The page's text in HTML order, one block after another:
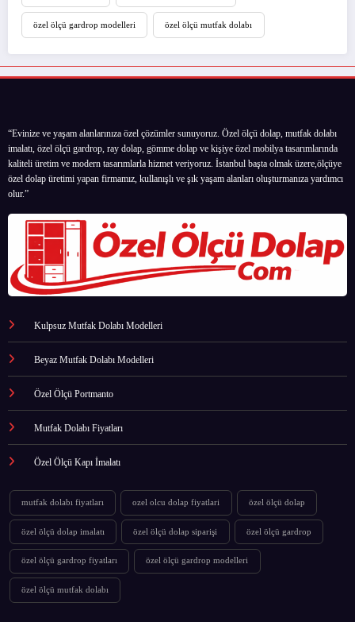
özel ölçü gardrop modelleri özel ölçü mutfak dolabı
“Evinize ve yaşam alanlarınıza özel çözümler sunuyoruz. Özel ölçü dolap, mutfak dolabı
imalatı, özel ölçü gardrop, ray dolap, gömme dolap ve kişiye özel mobilya tasarımlarında
kaliteli üretim ve modern tasarımlarla hizmet veriyoruz. İstanbul başta olmak üzere,ölçüye
özel dolap üretimi yapan firmamız, kullanışlı ve şık yaşam alanları oluşturmanıza yardımcı
olur.”
Kulpsuz Mutfak Dolabı Modelleri
Beyaz Mutfak Dolabı Modelleri
Özel Ölçü Portmanto
Mutfak Dolabı Fiyatları
Özel Ölçü Kapı İmalatı
mutfak dolabı fiyatları ozel olcu dolap fiyatlari özel ölçü dolap
özel ölçü dolap imalatı özel ölçü dolap siparişi özel ölçü gardrop
özel ölçü gardrop fiyatları özel ölçü gardrop modelleri
özel ölçü mutfak dolabı